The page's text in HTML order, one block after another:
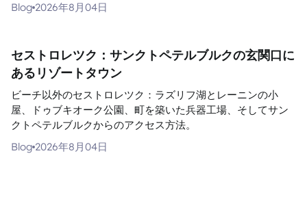
Blog 2026年8月04日
セストロレツク：サンクトペテルブルクの玄関口に
あるリゾートタウン
ビーチ以外のセストロレツク：ラズリフ湖とレーニンの小
屋、ドゥブキオーク公園、町を築いた兵器工場、そしてサン
クトペテルブルクからのアクセス方法。
Blog 2026年8月04日